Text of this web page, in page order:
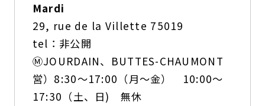
Mardi
29, rue de la Villette 75019
tel：非公開
Ⓜ️JOURDAIN、BUTTES-CHAUMONT
営）8:30〜17:00（月〜金） 10:00〜
17:30（土、日) 無休